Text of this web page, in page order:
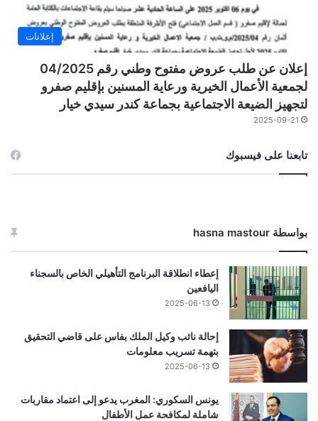
إعلانات
إعلان عن طلب عروض مفتوح وطني رقم 04/2025
لجمعية الأعمال الخيرية ورعاية المسنين بإقليم صفرو
لتجهيز الضيعة الاجتماعية بجماعة كندر سيدي خيار
2025-09-21
تابعنا على فيسبوك
بواسطة hasna mastour
إعطاء انطلاقة البرنامج التأهيلي الخاص بالسجناء
اليافعين
2025-06-13
إحالة نائب وكيل الملك بفاس على قاضي التحقيق
بتهمة تسريب معلومات
2025-06-13
يونس السكوري: المغرب يدعو إلى اعتماد مقاربات
شاملة لمكافحة عمل الأطفال